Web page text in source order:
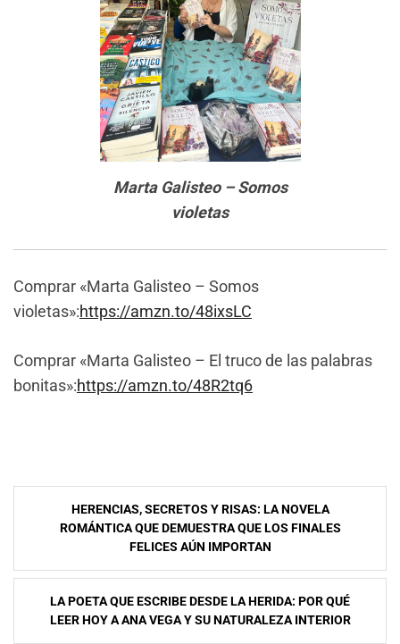
Marta Galisteo – Somos
violetas
Comprar «Marta Galisteo – Somos
violetas»:https://amzn.to/48ixsLC
Comprar «Marta Galisteo – El truco de las palabras
bonitas»:https://amzn.to/48R2tq6
Navegación
entradas
HERENCIAS, SECRETOS Y RISAS: LA NOVELA
ROMÁNTICA QUE DEMUESTRA QUE LOS FINALES
FELICES AÚN IMPORTAN
LA POETA QUE ESCRIBE DESDE LA HERIDA: POR QUÉ
LEER HOY A ANA VEGA Y SU NATURALEZA INTERIOR